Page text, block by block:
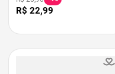
R$ 22,99